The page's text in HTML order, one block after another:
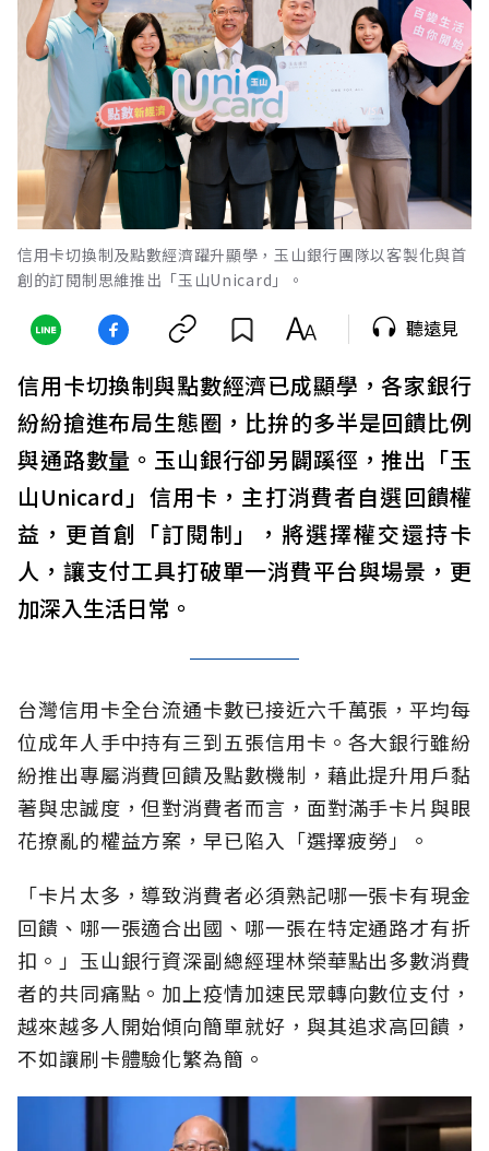
信用卡切換制及點數經濟躍升顯學，玉山銀行團隊以客製化與首
創的訂閱制思維推出「玉山Unicard」。
聽遠見
信用卡切換制與點數經濟已成顯學，各家銀行
紛紛搶進布局生態圈，比拚的多半是回饋比例
與通路數量。玉山銀行卻另闢蹊徑，推出「玉
山Unicard」信用卡，主打消費者自選回饋權
益，更首創「訂閱制」，將選擇權交還持卡
人，讓支付工具打破單一消費平台與場景，更
加深入生活日常。
台灣信用卡全台流通卡數已接近六千萬張，平均每
位成年人手中持有三到五張信用卡。各大銀行雖紛
紛推出專屬消費回饋及點數機制，藉此提升用戶黏
著與忠誠度，但對消費者而言，面對滿手卡片與眼
花撩亂的權益方案，早已陷入「選擇疲勞」。
「卡片太多，導致消費者必須熟記哪一張卡有現金
回饋、哪一張適合出國、哪一張在特定通路才有折
扣。」玉山銀行資深副總經理林榮華點出多數消費
者的共同痛點。加上疫情加速民眾轉向數位支付，
越來越多人開始傾向簡單就好，與其追求高回饋，
不如讓刷卡體驗化繁為簡。